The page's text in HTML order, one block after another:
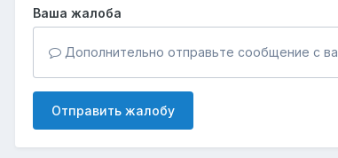
Ваша жалоба
Дополнительно отправьте сообщение с
Отправить жалобу